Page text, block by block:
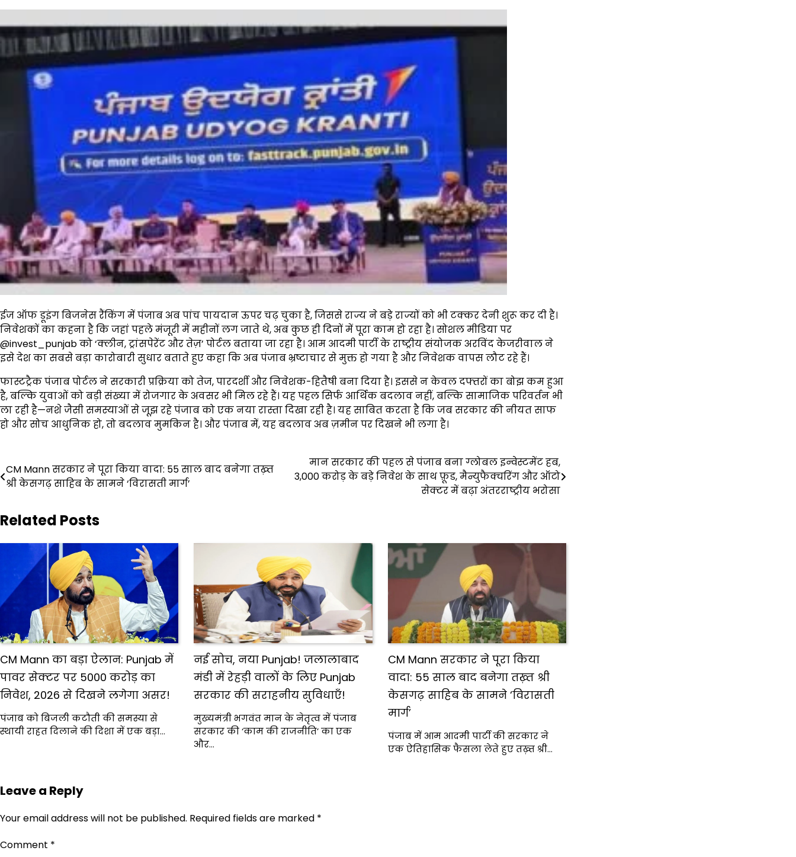
ईज ऑफ डूइंग बिजनेस रैंकिंग में पंजाब अब पांच पायदान ऊपर चढ़ चुका है, जिससे राज्य ने बड़े राज्यों को भी टक्कर देनी शुरू कर दी है।
निवेशकों का कहना है कि जहां पहले मंजूरी में महीनों लग जाते थे, अब कुछ ही दिनों में पूरा काम हो रहा है। सोशल मीडिया पर
@invest_punjab को ‘क्लीन, ट्रांसपेरेंट और तेज़’ पोर्टल बताया जा रहा है। आम आदमी पार्टी के राष्ट्रीय संयोजक अरविंद केजरीवाल ने
इसे देश का सबसे बड़ा कारोबारी सुधार बताते हुए कहा कि अब पंजाब भ्रष्टाचार से मुक्त हो गया है और निवेशक वापस लौट रहे हैं।
फास्टट्रैक पंजाब पोर्टल ने सरकारी प्रक्रिया को तेज, पारदर्शी और निवेशक-हितैषी बना दिया है। इससे न केवल दफ्तरों का बोझ कम हुआ
है, बल्कि युवाओं को बड़ी संख्या में रोजगार के अवसर भी मिल रहे हैं। यह पहल सिर्फ आर्थिक बदलाव नहीं, बल्कि सामाजिक परिवर्तन भी
ला रही है—नशे जैसी समस्याओं से जूझ रहे पंजाब को एक नया रास्ता दिखा रही है। यह साबित करता है कि जब सरकार की नीयत साफ
हो और सोच आधुनिक हो, तो बदलाव मुमकिन है। और पंजाब में, यह बदलाव अब ज़मीन पर दिखने भी लगा है।
Post
navigation
CM Mann सरकार ने पूरा किया वादा: 55 साल बाद बनेगा तख़्त
श्री केसगढ़ साहिब के सामने ‘विरासती मार्ग’
मान सरकार की पहल से पंजाब बना ग्लोबल इन्वेस्टमेंट हब,
₹3,000 करोड़ के बड़े निवेश के साथ फ़ूड, मैन्युफैक्चरिंग और ऑटो
सेक्टर में बढ़ा अंतरराष्ट्रीय भरोसा
Related Posts
CM Mann का बड़ा ऐलान: Punjab में
पावर सेक्टर पर 5000 करोड़ का
निवेश, 2026 से दिखने लगेगा असर!
पंजाब को बिजली कटौती की समस्या से
स्थायी राहत दिलाने की दिशा में एक बड़ा…
नई सोच, नया Punjab! जलालाबाद
मंडी में रेहड़ी वालों के लिए Punjab
सरकार की सराहनीय सुविधाएँ!
मुख्यमंत्री भगवंत मान के नेतृत्व में पंजाब
सरकार की ‘काम की राजनीति’ का एक
और…
CM Mann सरकार ने पूरा किया
वादा: 55 साल बाद बनेगा तख़्त श्री
केसगढ़ साहिब के सामने ‘विरासती
मार्ग’
पंजाब में आम आदमी पार्टी की सरकार ने
एक ऐतिहासिक फैसला लेते हुए तख़्त श्री…
Leave a Reply
Your email address will not be published. Required fields are marked *
Comment *